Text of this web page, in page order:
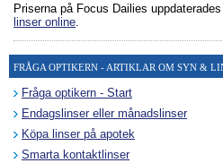
Priserna på Focus Dailies uppdaterades
linser online
FRÅGA OPTIKERN - ARTIKLAR OM SYN &
Fråga optikern - Start
Endagslinser eller månadslinser
Köpa linser på apotek
Smarta kontaktlinser